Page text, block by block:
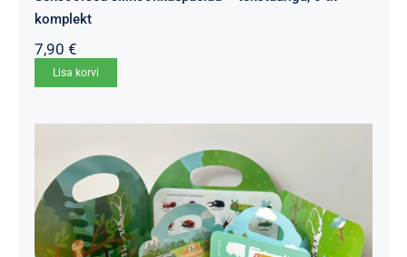
komplekt
7,90 €
Lisa korvi